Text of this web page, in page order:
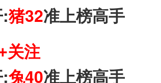
猪32准上榜高手
关注
兔40准上榜高手